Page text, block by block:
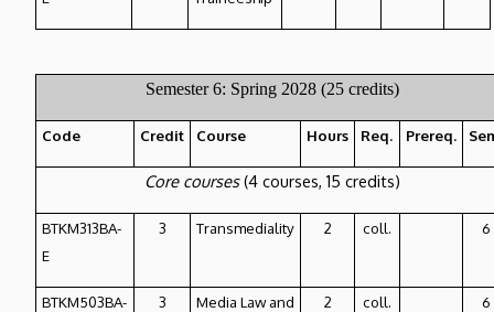
Semester 6: Spring 2028 (25 credits)
Code Credit Course Hours Req. Prereq.
Core courses(4 courses, 15 credits)
BTKM313BA-
E
3 Transmediality 2 coll. 6
BTKM503BA-
3
Media Law and
2 coll. 6